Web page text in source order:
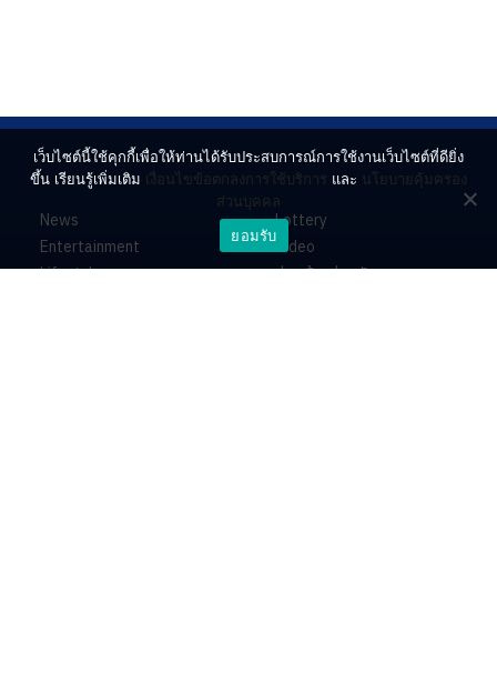
News
Entertainment
Lifestyle
Lottery
Video
ร่วมด้วยช่วยกัน
เว็บไซต์นี้ใช้คุกกี้เพื่อให้ท่านได้รับประสบการณ์การใช้งานเว็บไซต์ที่ดียิ่ง
ขึ้น เรียนรู้เพิ่มเติม เงื่อนไขข้อตกลงการใช้บริการ และ นโยบายคุ้มครอง
ส่วนบุคคล
ยอมรับ